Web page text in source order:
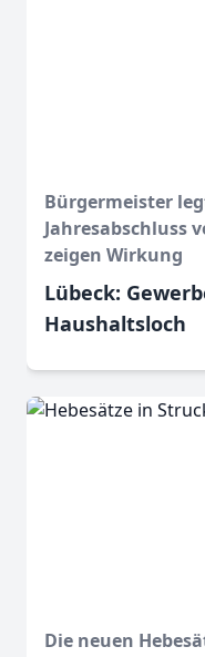
Bürgermeister
Jahresabschluss
zeigen Wirkung
Lübeck:
Haushaltsloch
Die neuen